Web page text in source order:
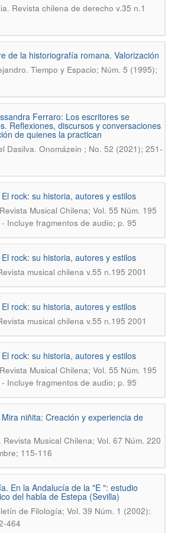
. Revista chilena de derecho v.35 n.1
de la historiografía romana. Valorización
. Tiempo y Espacio; Núm. 5 (1995);
Ferraro: Los escritores se
Reflexiones, discursos y conversaciones
de quienes la practican
Dasilva. Onomázein ; No. 52 (2021); 251-
rock: su historia, autores y estilos
Revista Musical Chilena; Vol. 55 Núm. 195
Incluye fragmentos de audio; p. 95
rock: su historia, autores y estilos
musical chilena v.55 n.195 2001
rock: su historia, autores y estilos
musical chilena v.55 n.195 2001
rock: su historia, autores y estilos
Revista Musical Chilena; Vol. 55 Núm. 195
Incluye fragmentos de audio; p. 95
niñita: Creación y experiencia de
. Revista Musical Chilena; Vol. 67 Núm. 220
115-116
En la Andalucía de la "E ": estudio
del habla de Estepa (Sevilla)
de Filología; Vol. 39 Núm. 1 (2002):
464